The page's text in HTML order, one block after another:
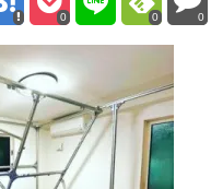
0 0 0